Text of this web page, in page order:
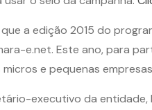
a edição 2015 do
e.net. Este ano, para
e pequenas
executivo da entidade,